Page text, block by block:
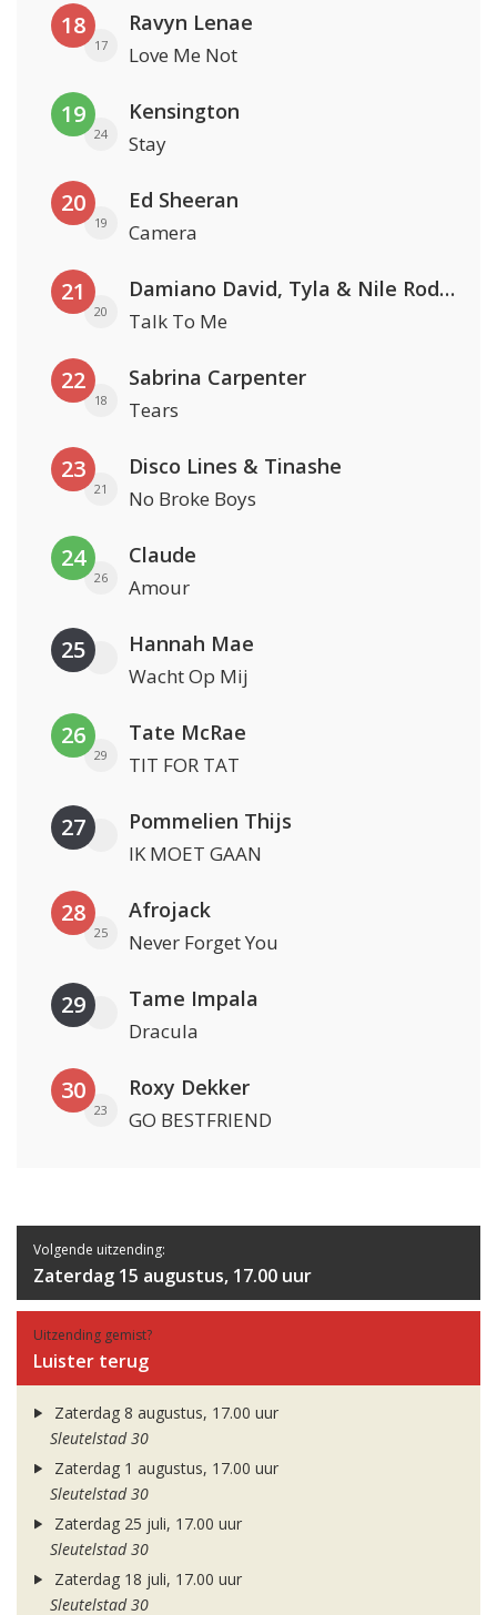
18
17
Ravyn Lenae
Love Me Not
19
24
Kensington
Stay
20
19
Ed Sheeran
Camera
21
20
Damiano David, Tyla & Nile Rodgers
Talk To Me
22
18
Sabrina Carpenter
Tears
23
21
Disco Lines & Tinashe
No Broke Boys
24
26
Claude
Amour
25 Hannah Mae
Wacht Op Mij
26
29
Tate McRae
TIT FOR TAT
27 Pommelien Thijs
IK MOET GAAN
28
25
Afrojack
Never Forget You
29 Tame Impala
Dracula
30
23
Roxy Dekker
GO BESTFRIEND
Volgende uitzending:
Zaterdag 15 augustus, 17.00 uur
Uitzending gemist?
Luister terug
Zaterdag 8 augustus, 17.00 uur
Sleutelstad 30
Zaterdag 1 augustus, 17.00 uur
Sleutelstad 30
Zaterdag 25 juli, 17.00 uur
Sleutelstad 30
Zaterdag 18 juli, 17.00 uur
Sleutelstad 30